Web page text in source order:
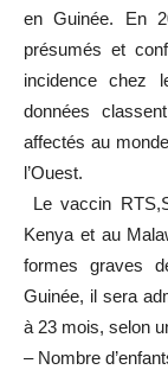
en Guinée. En
présumés et
incidence chez
données
affectés au
l’Ouest.
Le vaccin
Kenya et au
formes graves
Guinée, il sera
à 23 mois, selon
– Nombre